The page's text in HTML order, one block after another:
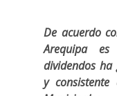
De acuerdo
Arequipa
dividendos
y